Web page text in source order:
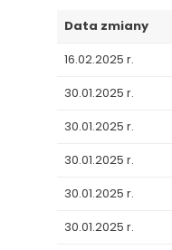
Data zmiany
16.02.2025 r.
30.01.2025 r.
30.01.2025 r.
30.01.2025 r.
30.01.2025 r.
30.01.2025 r.